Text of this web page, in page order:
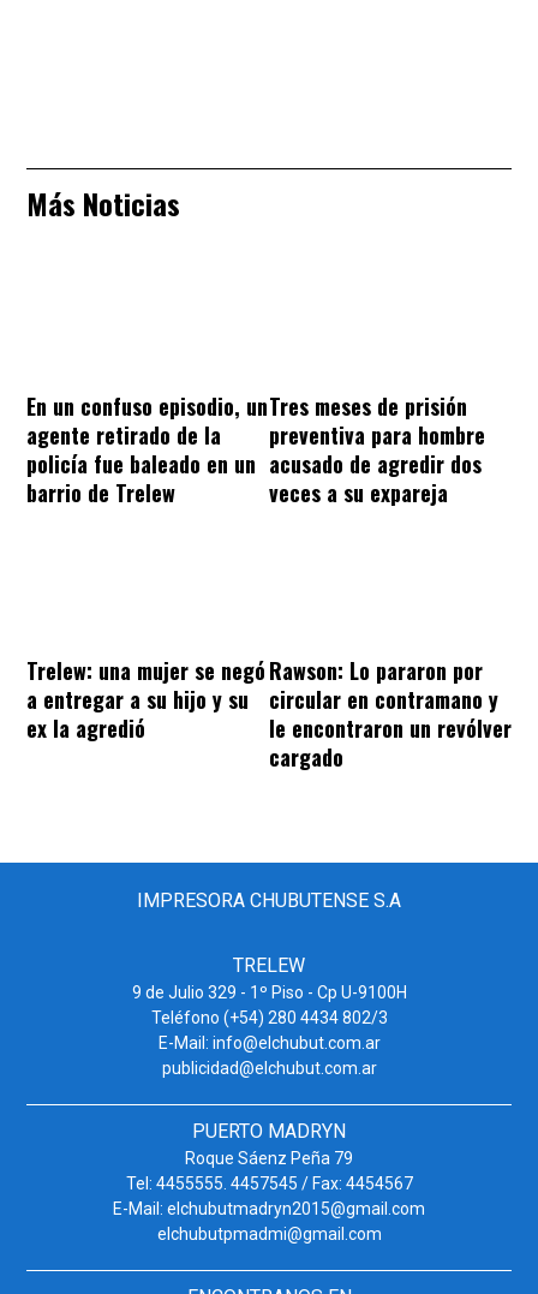
Más Noticias
En un confuso episodio, un
agente retirado de la
policía fue baleado en un
barrio de Trelew
Tres meses de prisión
preventiva para hombre
acusado de agredir dos
veces a su expareja
Trelew: una mujer se negó
a entregar a su hijo y su
ex la agredió
Rawson: Lo pararon por
circular en contramano y
le encontraron un revólver
cargado
IMPRESORA CHUBUTENSE S.A
TRELEW
9 de Julio 329 - 1º Piso - Cp U-9100H
Teléfono (+54) 280 4434 802/3
E-Mail: info@elchubut.com.ar
publicidad@elchubut.com.ar
PUERTO MADRYN
Roque Sáenz Peña 79
Tel: 4455555. 4457545 / Fax: 4454567
E-Mail: elchubutmadryn2015@gmail.com
elchubutpmadmi@gmail.com